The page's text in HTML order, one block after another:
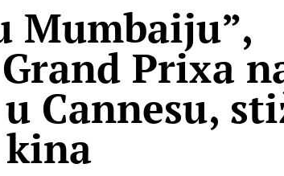
Mumbaiju”,
Prixa
Cannesu,